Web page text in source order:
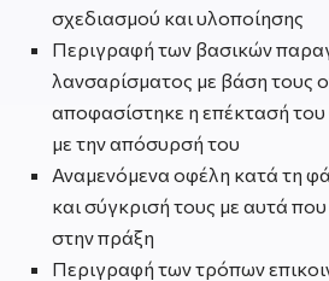
σχεδιασμού και υλοποίησης
Περιγραφή των βασικών
λανσαρίσματος με βάση τους
αποφασίστηκε η επέκτασή
με την απόσυρσή του
Αναμενόμενα οφέλη κατά τη
και σύγκρισή τους με αυτά
στην πράξη
Περιγραφή των τρόπων